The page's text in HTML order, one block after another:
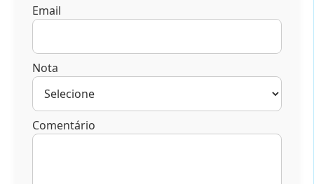
Email
Nota
Comentário